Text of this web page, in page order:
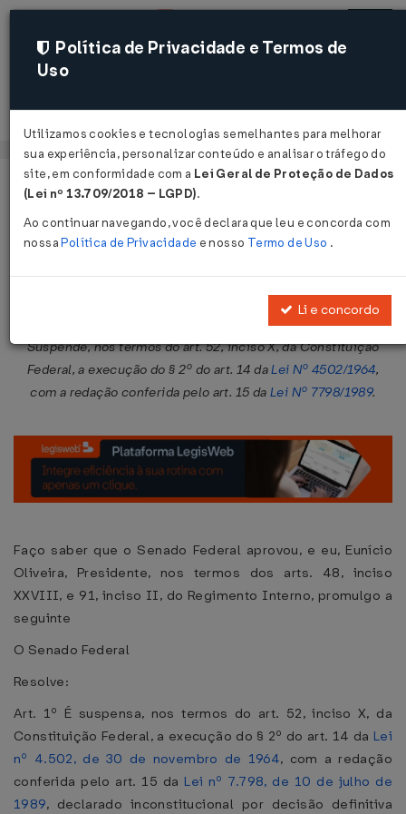
Acessar
Página Inicial Legislações
Resolução SF Nº 1 DE 08/03/2017
Publicado no DOU em 9 mar 2017
Suspende, nos termos do art. 52, inciso X, da Constituição
Federal, a execução do § 2º do art. 14 daLei Nº 4502/1964,
com a redação conferida pelo art. 15 da Lei Nº 7798/1989.
Faço saber que o Senado Federal aprovou, e eu, Eunício
Oliveira, Presidente, nos termos dos arts. 48, inciso
XXVIII, e 91, inciso II, do Regimento Interno, promulgo a
seguinte
O Senado Federal
Resolve:
Art. 1º É suspensa, nos termos do art. 52, inciso X, da
Constituição Federal, a execução do § 2º do art. 14 da Lei
nº 4.502, de 30 de novembro de 1964, com a redação
conferida pelo art. 15 da Lei nº 7.798, de 10 de julho de
1989, declarado inconstitucional por decisão definitiva
Política de Privacidade e Termos de
Uso
Utilizamos cookies e tecnologias semelhantes para melhorar
sua experiência, personalizar conteúdo e analisar o tráfego do
site, em conformidade com a Lei Geral de Proteção de Dados
(Lei nº 13.709/2018 – LGPD).
Ao continuar navegando, você declara que leu e concorda com
nossaPolítica de Privacidade e nosso Termo de Uso .
Li e concordo